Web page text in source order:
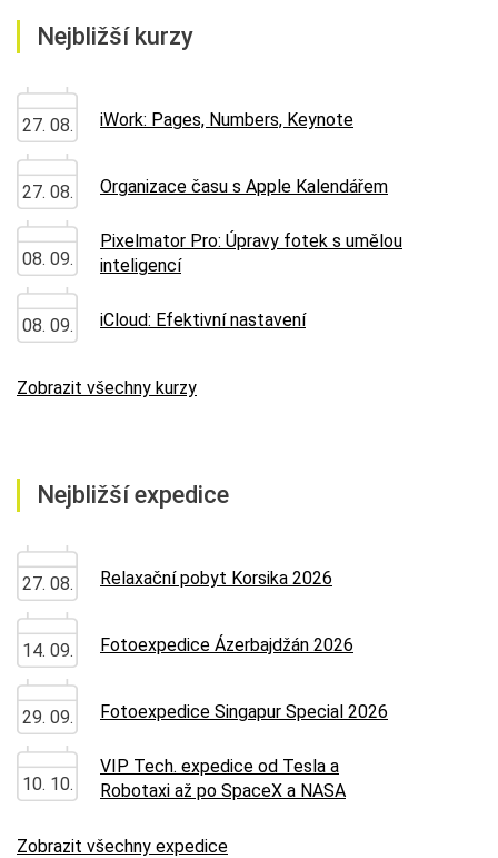
Nejbližší kurzy
27. 08. iWork: Pages, Numbers, Keynote
27. 08. Organizace času s Apple Kalendářem
08. 09.
Pixelmator Pro: Úpravy fotek s umělou
inteligencí
08. 09. iCloud: Efektivní nastavení
Zobrazit všechny kurzy
Nejbližší expedice
27. 08. Relaxační pobyt Korsika 2026
14. 09. Fotoexpedice Ázerbajdžán 2026
29. 09. Fotoexpedice Singapur Special 2026
10. 10.
VIP Tech. expedice od Tesla a
Robotaxi až po SpaceX a NASA
Zobrazit všechny expedice